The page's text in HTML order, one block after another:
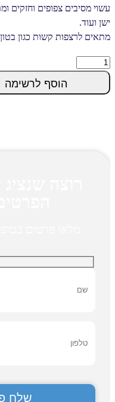
עשוי מסיבים צפופים וחזקים
ישן ועוד.
מתאים לרצפות קשות כגון
צמר
פלדה
quantity
הוסף לרשימה